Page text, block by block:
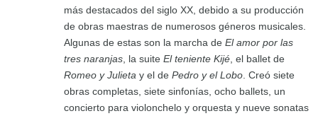
más destacados del siglo XX, debido a su producción
de obras maestras de numerosos géneros musicales.
Algunas de estas son la marcha de El amor por las
tres naranjas , la suite El teniente Kijé , el ballet de
Romeo y Julieta y el de Pedro y el Lobo . Creó siete
obras completas, siete sinfonías, ocho ballets, un
concierto para violonchelo y orquesta y nueve sonatas